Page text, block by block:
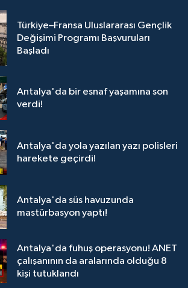
Türkiye–Fransa Uluslararası Gençlik
Değişimi Programı Başvuruları
Başladı
Antalya'da bir esnaf yaşamına son
verdi!
Antalya'da yola yazılan yazı polisleri
harekete geçirdi!
Antalya'da süs havuzunda
mastürbasyon yaptı!
Antalya'da fuhuş operasyonu! ANET
çalışanının da aralarında olduğu 8
kişi tutuklandı